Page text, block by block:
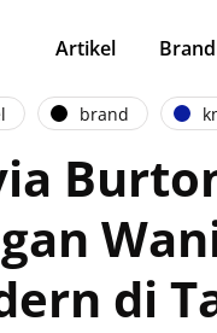
Artikel Brand
brand
di